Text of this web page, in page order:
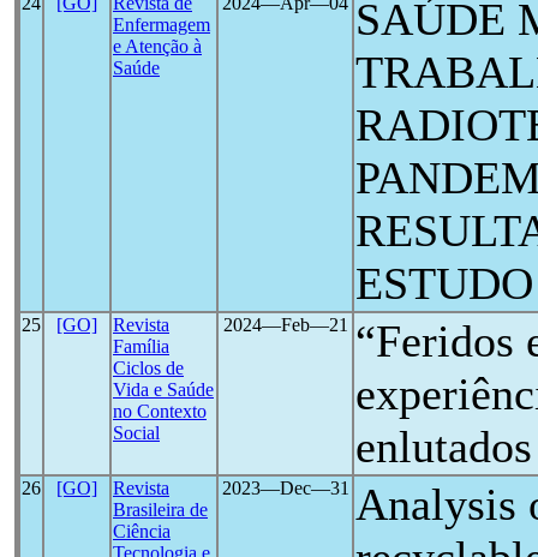
Enfermagem
e Atenção à
Saúde
SAÚDE
25 [GO]
Revista
Família
Ciclos de
Vida e Saúde
no Contexto
Social
2024―Feb―21 “Feridos
26 [GO]
Revista
Brasileira de
Ciência
Tecnologia e
2023―Dec―31 Analysis